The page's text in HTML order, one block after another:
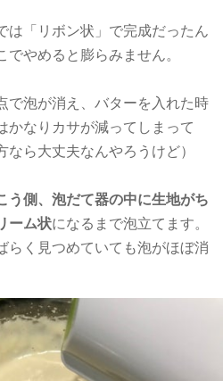
は「リボン状」で完成だったん
やめると膨らみません。
で泡が消え、バターを入れた時
かなりカサが減ってしまって
ら大丈夫なんやろうけど）
う側、泡だて器の中に生地がち
ーム状になるまで泡立てます。
らく見つめていても泡がほぼ消